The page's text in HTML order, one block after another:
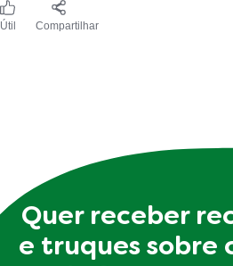
Útil Compartilhar
Quer receber
e truques sobre